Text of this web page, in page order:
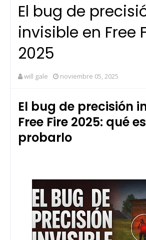
El bug de
invisible en Free
2025
will gale noviembre 05, 2025
El bug de precisión
Free Fire 2025: qué
probarlo